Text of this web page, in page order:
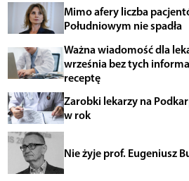
Mimo afery liczba
Południowym nie spadła
Ważna wiadomość dla
września bez tych
receptę
Zarobki lekarzy na
w rok
Nie żyje prof. Eugeniusz